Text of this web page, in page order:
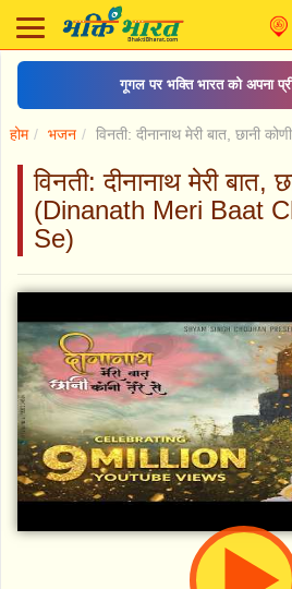
गूगल पर भक्ति भारत को अपना
होम भजन विनती: दीनानाथ मेरी बात, छानी
विनती: दीनानाथ मेरी बात,
(Dinanath Meri Baat
Se)